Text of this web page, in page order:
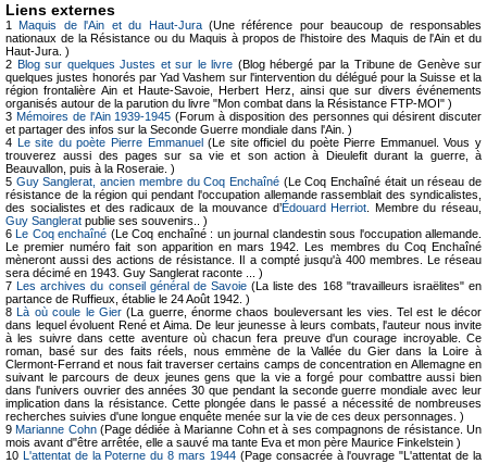
Liens externes
1 Maquis de l'Ain et du Haut-Jura(Une référence pour beaucoup de responsables
nationaux de la Résistance ou du Maquis à propos de l'histoire des Maquis de l'Ain et du
Haut-Jura. )
2 Blog sur quelques Justes et sur le livre (Blog hébergé par la Tribune de Genève sur
quelques justes honorés par Yad Vashem sur l'intervention du délégué pour la Suisse et la
région frontalière Ain et Haute-Savoie, Herbert Herz, ainsi que sur divers événements
organisés autour de la parution du livre "Mon combat dans la Résistance FTP-MOI" )
3 Mémoires de l'Ain 1939-1945 (Forum à disposition des personnes qui désirent discuter
et partager des infos sur la Seconde Guerre mondiale dans l'Ain. )
4
Le site du poète Pierre Emmanuel (Le site officiel du poète Pierre Emmanuel. Vous y
trouverez aussi des pages sur sa vie et son action à Dieulefit durant la guerre, à
Beauvallon, puis à la Roseraie. )
5 Guy Sanglerat, ancien membre du Coq Enchaîné (Le Coq Enchaîné était un réseau de
résistance de la région qui pendant l'occupation allemande rassemblait des syndicalistes,
des socialistes et des radicaux de la mouvance d’Édouard Herriot . Membre du réseau,
Guy Sanglerat publie ses souvenirs.. )
6
Le Coq enchaîné (Le Coq enchaîné : un journal clandestin sous l'occupation allemande.
Le premier numéro fait son apparition en mars 1942. Les membres du Coq Enchaîné
mèneront aussi des actions de résistance. Il a compté jusqu'à 400 membres. Le réseau
sera décimé en 1943. Guy Sanglerat raconte ... )
7
Les archives du conseil général de Savoie (La liste des 168 "travailleurs israëlites" en
partance de Ruffieux, établie le 24 Août 1942. )
8
Là où coule le Gier(La guerre, énorme chaos bouleversant les vies. Tel est le décor
dans lequel évoluent René et Aima. De leur jeunesse à leurs combats, l'auteur nous invite
à les suivre dans cette aventure où chacun fera preuve d'un courage incroyable. Ce
roman, basé sur des faits réels, nous emmène de la Vallée du Gier dans la Loire à
Clermont-Ferrand et nous fait traverser certains camps de concentration en Allemagne en
suivant le parcours de deux jeunes gens que la vie a forgé pour combattre aussi bien
dans l'univers ouvrier des années 30 que pendant la seconde guerre mondiale avec leur
implication dans la résistance. Cette plongée dans le passé a nécessité de nombreuses
recherches suivies d'une longue enquête menée sur la vie de ces deux personnages. )
9 Marianne Cohn(Page dédiée à Marianne Cohn et à ses compagnons de résistance. Un
mois avant d"être arrêtée, elle a sauvé ma tante Eva et mon père Maurice Finkelstein )
10
L'attentat de la Poterne du 8 mars 1944(Page consacrée à l'ouvrage "L'attentat de la